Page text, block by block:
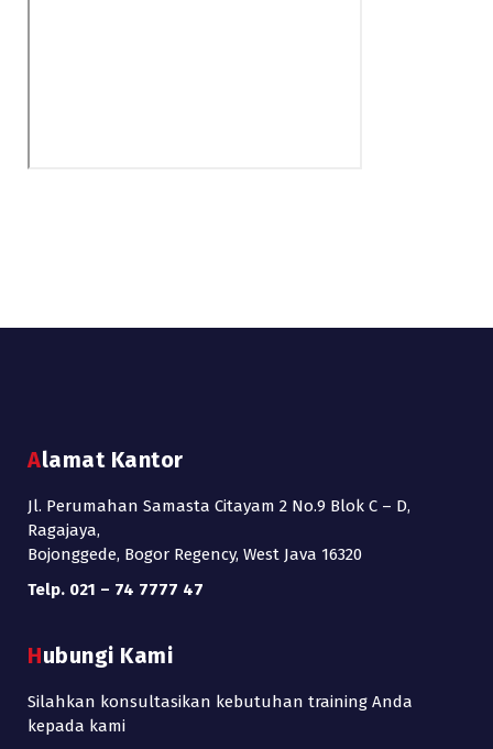
Alamat Kantor
Jl. Perumahan Samasta Citayam 2 No.9 Blok C – D,
Ragajaya,
Bojonggede, Bogor Regency, West Java 16320
Telp. 021 – 74 7777 47
Hubungi Kami
Silahkan konsultasikan kebutuhan training Anda
kepada kami